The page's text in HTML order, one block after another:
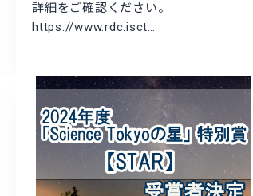
詳細をご確認ください。
https://www.rdc.isct…